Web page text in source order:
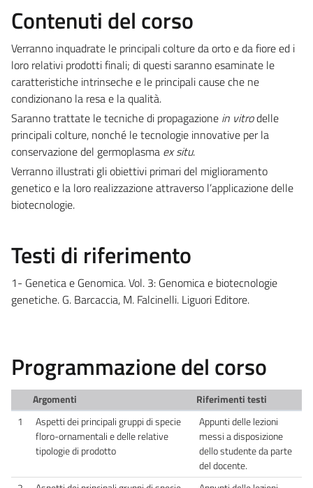
Contenuti del corso
Verranno inquadrate le principali colture da orto e da fiore ed i
loro relativi prodotti finali; di questi saranno esaminate le
caratteristiche intrinseche e le principali cause che ne
condizionano la resa e la qualità.
Saranno trattate le tecniche di propagazione in vitrodelle
principali colture, nonché le tecnologie innovative per la
conservazione del germoplasma ex situ.
Verranno illustrati gli obiettivi primari del miglioramento
genetico e la loro realizzazione attraverso l’applicazione delle
biotecnologie.
Testi di riferimento
1- Genetica e Genomica. Vol. 3: Genomica e biotecnologie
genetiche. G. Barcaccia, M. Falcinelli. Liguori Editore.
Programmazione del corso
Argomenti
Riferimenti testi
1
Aspetti dei principali gruppi di specie
floro-ornamentali e delle relative
tipologie di prodotto
Appunti delle lezioni
messi a disposizione
dello studente da parte
del docente.